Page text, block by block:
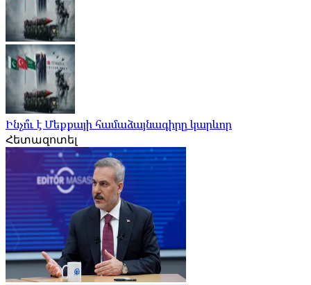
Ինչո՞ւ է Մեքքայի համաձայնագիրը կարևոր
Հետազոտել